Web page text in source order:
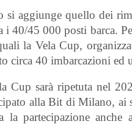
si aggiunge quello dei
i 40/45 000 posti barca.
la Vela Cup,
circa 40 imbarcazioni ed
Cup sarà ripetuta nel
alla Bit di Milano, ai
la partecipazione